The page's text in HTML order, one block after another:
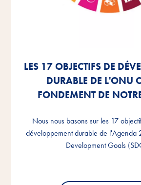
LES 17 OBJECTIFS DE
DURABLE DE L'ONU
FONDEMENT DE
Nous nous basons sur les 17
développement durable de l'Agenda
Development Goals
LES 17 OBJECTIFS DE
DURABLE DE L'ONU
FONDEMENT DE
Nous nous basons sur les 17
développement durable de l'Agenda
Development Goals
LES 17 OBJECTIFS DE
DURABLE DE L'ONU
FONDEMENT DE
Nous nous basons sur les 17
développement durable de l'Agenda
Development Goals